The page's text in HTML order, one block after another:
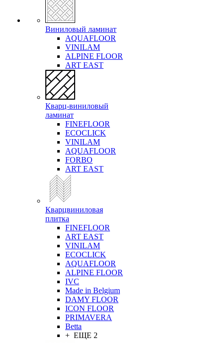
Виниловый ламинат
AQUAFLOOR
VINILAM
ALPINE FLOOR
ART EAST
Кварц-виниловый
ламинат
FINEFLOOR
ECOCLICK
VINILAM
AQUAFLOOR
FORBO
ART EAST
Кварцвиниловая
плитка
FINEFLOOR
ART EAST
VINILAM
ECOCLICK
AQUAFLOOR
ALPINE FLOOR
IVC
Made in Belgium
DAMY FLOOR
ICON FLOOR
PRIMAVERA
Betta
+ ЕЩЕ 2